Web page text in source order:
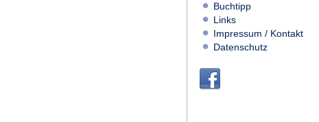
Buchtipp
Links
Impressum / Kontakt
Datenschutz